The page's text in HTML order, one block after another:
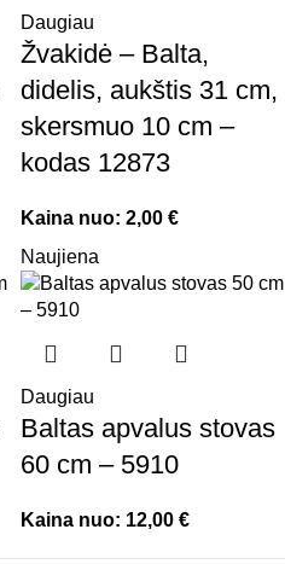
Daugiau
Žvakidė – Balta,
didelis, aukštis 31 cm,
skersmuo 10 cm –
kodas 12873
Kaina nuo: 2,00 €
Naujiena
Daugiau
Baltas apvalus stovas
60 cm – 5910
Kaina nuo: 12,00 €